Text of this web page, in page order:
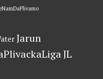
Jarun
JL